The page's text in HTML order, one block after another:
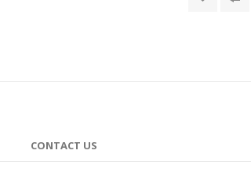
CONTACT US